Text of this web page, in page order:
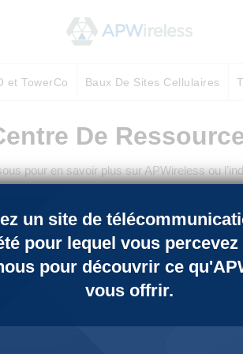
et TowerCo Baux De Sites Cellulaires
De
pour en savoir plus sur APWireless ou
un site de
pour lequel vous percevez
pour découvrir ce
vous offrir.